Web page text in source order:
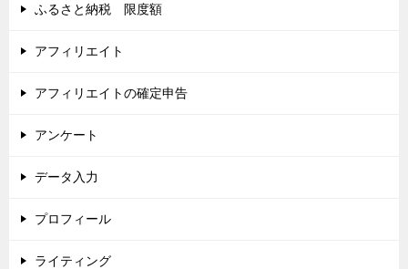
ふるさと納税 限度額
アフィリエイト
アフィリエイトの確定申告
アンケート
データ入力
プロフィール
ライティング